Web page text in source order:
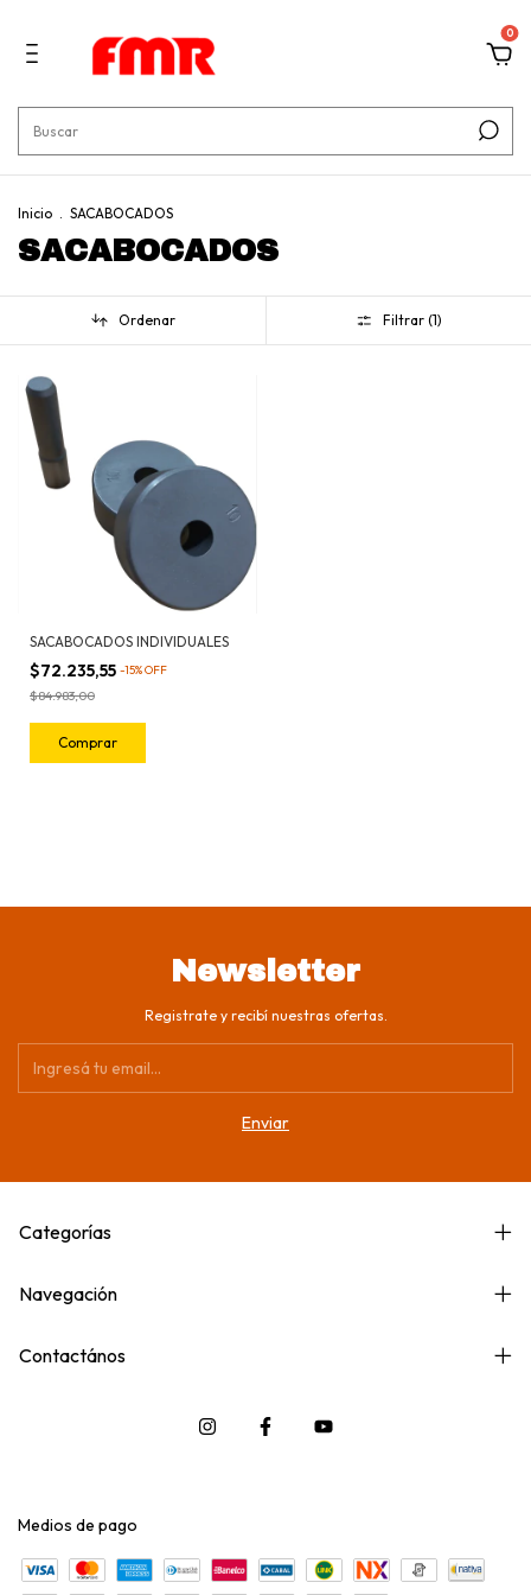
0
Inicio . SACABOCADOS
SACABOCADOS
Ordenar Filtrar (1)
SACABOCADOS INDIVIDUALES
$72.235,55 -15%OFF
$84.983,00
Comprar
Newsletter
Registrate y recibí nuestras ofertas.
Categorías
Navegación
Contactános
Medios de pago